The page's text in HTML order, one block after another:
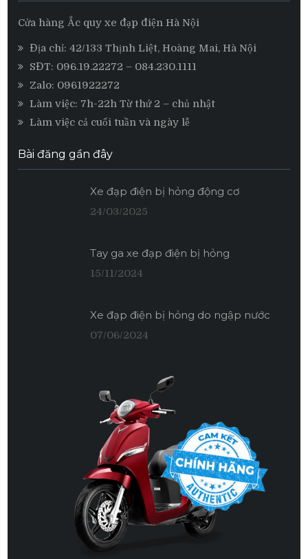
Cửa hàng Ắc quy xe đạp điện Hà Nội
Địa chỉ: 42/133 Thịnh Liệt, Hoàng Mai, Hà Nội
SĐT: 096.19.22272 – 084.230.1111
Zalo: 0961922272
Làm việc: 7h-22h Từ thứ 2 – chủ nhật
Làm việc cả cuối tuần và ngày lễ
Bài đăng gần đây
Xe đạp điện bị hỏng động cơ
24/03/2025
Tay ga xe đạp điện bị hỏng
15/11/2024
Xe đạp điện bị hỏng do ngập nước
07/06/2024